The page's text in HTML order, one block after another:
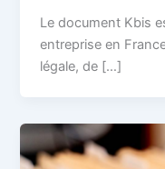
Le document Kbis
entreprise en
légale, de […]